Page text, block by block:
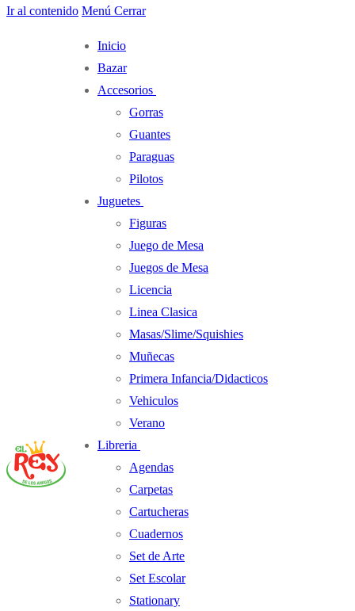
Ir al contenido Menú Cerrar
Inicio
Bazar
Accesorios
Gorras
Guantes
Paraguas
Pilotos
Juguetes
Figuras
Juego de Mesa
Juegos de Mesa
Licencia
Linea Clasica
Masas/Slime/Squishies
Muñecas
Primera Infancia/Didacticos
Vehiculos
Verano
Libreria
Agendas
Carpetas
Cartucheras
Cuadernos
Set de Arte
Set Escolar
Stationary